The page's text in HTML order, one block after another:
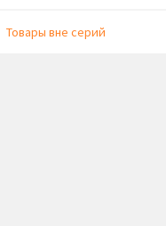
Товары вне серий